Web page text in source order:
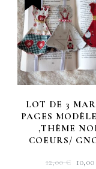
LOT DE 3
PAGES
,THÈME
COEURS/
12,00€ LE
10,00